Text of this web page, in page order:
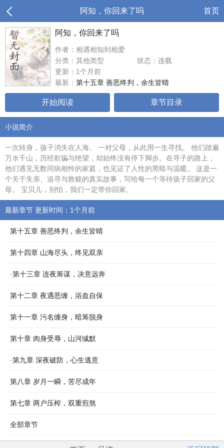
阿知，你回来了吗 首页
阿知，你回来了吗
作者：相遇相知到相爱
分类：其他类型
状态：连载
更新：1个月前
最新： 第十五章 善恶终判，余生皆晴
开始阅读 章节目录
小说简介
一次转身，孩子消失在人海。 一对父母，从此用一生寻找。 他们踏遍
万水千山，历经欺骗与绝望，却始终没有停下脚步。在寻子的路上，
他们遇见无数同病相怜的家庭，也见证了人性的黑暗与温暖。 这是一
个关于失亲、追寻与救赎的真实故事，写给每一个等待孩子回家的父
母。 宝贝儿，别怕，我们一定带你回家。
最新章节 更新时间：1个月前
第十五章 善恶终判，余生皆晴
第十四章 山海尽头，终见双亲
·第十三章 连夜筹谋，决意远奔
第十二章 夜遇恶缠，浴血自保
第十一章 污名缠身，暗筹脱身
第十章 肉身受辱，山河缄默
·第九章 深夜破防，心生逃意
第八章 岁月一瞬，苦尽成年
第七章 两户压榨，双重煎熬
全部章节